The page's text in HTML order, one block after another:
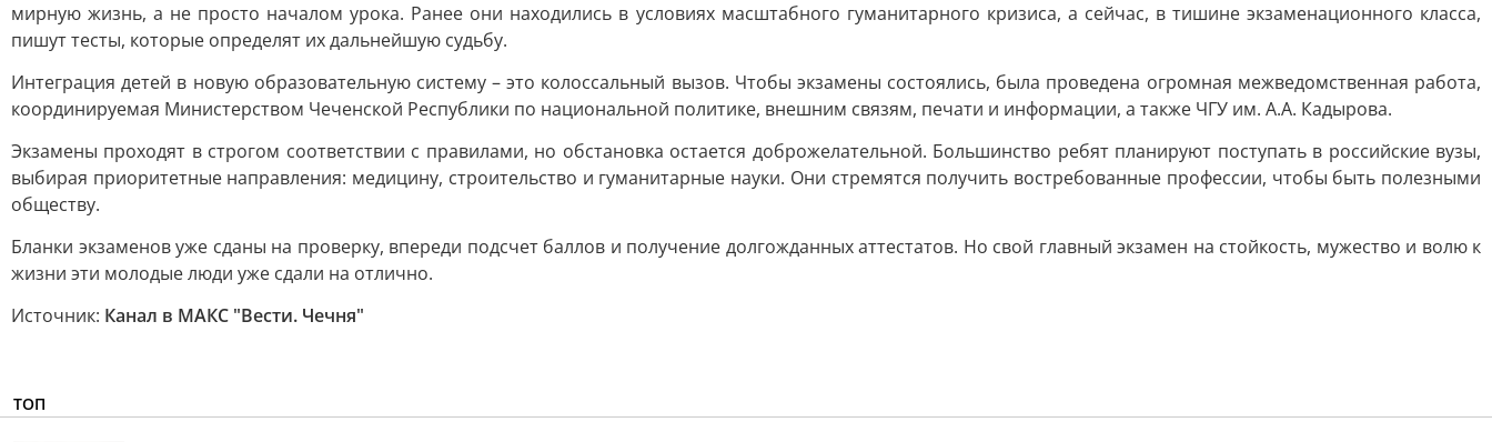
мирную жизнь, а не просто началом урока. Ранее они находились в условиях масштабного гуманитарного кризиса, а сейчас, в тишине экзаменационного класса,
пишут тесты, которые определят их дальнейшую судьбу.
Интеграция детей в новую образовательную систему – это колоссальный вызов. Чтобы экзамены состоялись, была проведена огромная межведомственная работа,
координируемая Министерством Чеченской Республики по национальной политике, внешним связям, печати и информации, а также ЧГУ им. А.А. Кадырова.
Экзамены проходят в строгом соответствии с правилами, но обстановка остается доброжелательной. Большинство ребят планируют поступать в российские вузы,
выбирая приоритетные направления: медицину, строительство и гуманитарные науки. Они стремятся получить востребованные профессии, чтобы быть полезными
обществу.
Бланки экзаменов уже сданы на проверку, впереди подсчет баллов и получение долгожданных аттестатов. Но свой главный экзамен на стойкость, мужество и волю к
жизни эти молодые люди уже сдали на отлично.
Источник: Канал в МАКС "Вести. Чечня"
ТОП